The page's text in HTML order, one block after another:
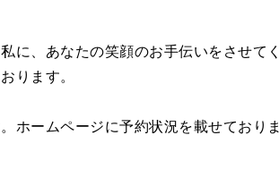
に、あなたの笑顔のお手伝いをさせてく
ります。
ホームページに予約状況を載せておりま